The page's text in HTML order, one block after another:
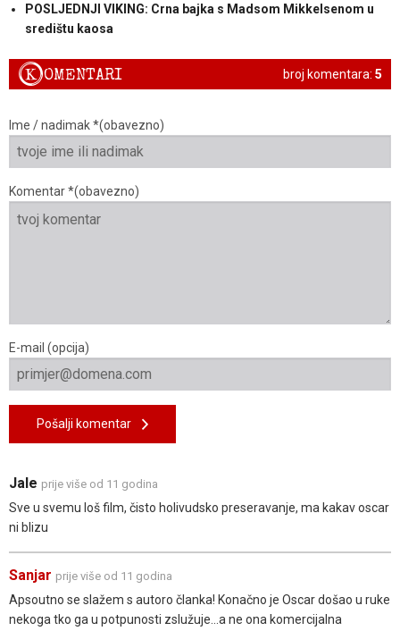
POSLJEDNJI VIKING: Crna bajka s Madsom Mikkelsenom u
središtu kaosa
broj komentara: 5
KOMENTARI
Ime / nadimak *(obavezno)
Komentar *(obavezno)
E-mail (opcija)
Pošalji komentar
Jale prije više od 11 godina
Sve u svemu loš film, čisto holivudsko preseravanje, ma kakav oscar
ni blizu
Sanjar prije više od 11 godina
Apsoutno se slažem s autoro članka! Konačno je Oscar došao u ruke
nekoga tko ga u potpunosti zslužuje...a ne ona komercijalna